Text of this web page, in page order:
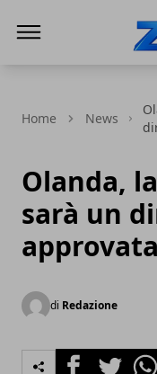
Home News
Olanda,
sarà un
approvata
di Redazione
FacebookTwitter